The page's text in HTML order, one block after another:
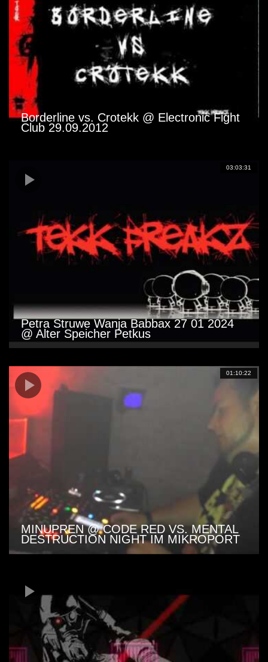
Borderline vs. Crotekk @ Electronic Fight
Club 29.09.2012
03:03:31
Petra Struwe Wanja Babbax 27 01 2024
@ Alter Speicher Petkus
01:10:22
MINUPREN @ CODE RED VS. MENTAL
DESTRUCTION NIGHT IM MIKROPORT